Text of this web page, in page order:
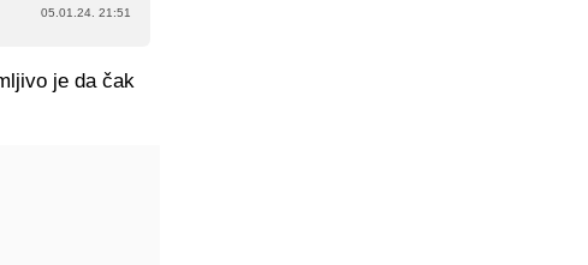
05.01.24. 21:51
je da čak